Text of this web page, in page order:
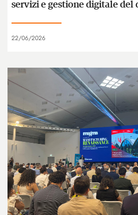
servizi e gestione digitale del
22/06/2026